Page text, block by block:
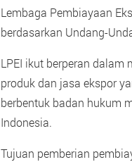
Lembaga Pembiayaan
berdasarkan Undang-
LPEI ikut berperan
produk dan jasa ekspor
berbentuk badan hukum
Indonesia.
Tujuan pemberian